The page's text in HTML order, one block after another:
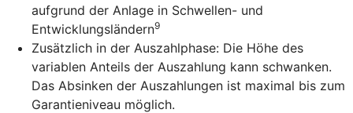
aufgrund der Anlage in Schwellen- und
Entwicklungsländern9
Zusätzlich in der Auszahlphase: Die Höhe des
variablen Anteils der Auszahlung kann schwanken.
Das Absinken der Auszahlungen ist maximal bis zum
Garantieniveau möglich.